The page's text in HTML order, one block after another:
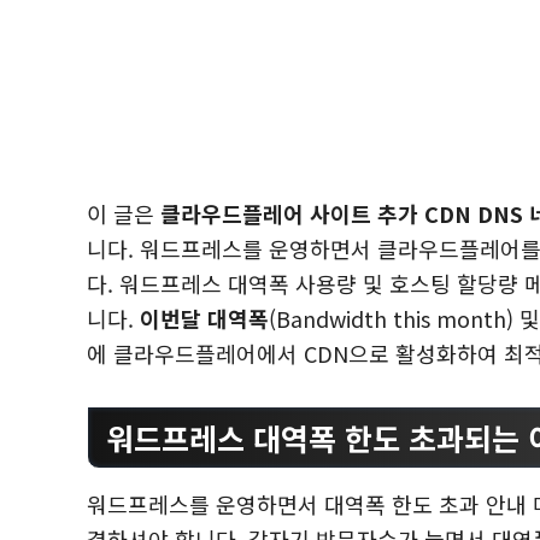
이 글은 클라우드플레어 사이트 추가 CDN
니다. 워드프레스를 운영하면서 클라우드플레어
다. 워드프레스 대역폭 사용량 및 호스팅 할당량
니다. 이번달 대역폭(Bandwidth this month)
에 클라우드플레어에서 CDN으로 활성화하여
워드프레스 대역폭 한도 초과되는
워드프레스를 운영하면서 대역폭 한도 초과 안